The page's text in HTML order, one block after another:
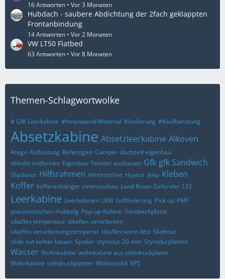
16 Antworten Vor 3 Monaten
Hubdach - saubere Abdichtung der 2fach geklappten
Frontanbindung
14 Antworten Vor 2 Monaten
VW LT50 Flatbed
63 Antworten Vor 8 Monaten
Themen-Schlagwortwolke
# GfK Leerkabine #Innenwand-Material #Isolierung #Kaufberatung
Absetzkabine Absetzleerkabine Alkoven
Atego Auflastung Befestigen Camper dachzelt eigenbau
dekalin entfernen Eigenbau Fenster ausbauen Gfk gfk Sandwich
Gladiator Hilfsrahmen Hinterachse Hyatus Jeep Kleben
Koffer kofferanhänger innenausbau Land Rover Defender 133
Leerkabine Leerkabinen LKW Luftfederung Pick up PMF
pneumatischen Hubbalg Pop-up-Kabine Sandwichplatte
sikaflex temperatur sikaflex verarbeiten
sikaflex verarbeitungstemperat sikaflex wann fest Slideout
slide out selber bauen Spoiler styrodur 20 mm Styrodurplatten
Wasser Wohnkabine wohnkabine aus siebdruckplatte
Wohnkabine siebdruckplatten Wohnmobil XPS